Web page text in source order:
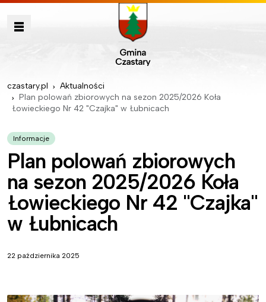
czastary.pl
Aktualności
Plan polowań zbiorowych na sezon 2025/2026 Koła
Łowieckiego Nr 42 "Czajka" w Łubnicach
Informacje
Plan polowań zbiorowych
na sezon 2025/2026 Koła
Łowieckiego Nr 42 "Czajka"
w Łubnicach
22 października 2025